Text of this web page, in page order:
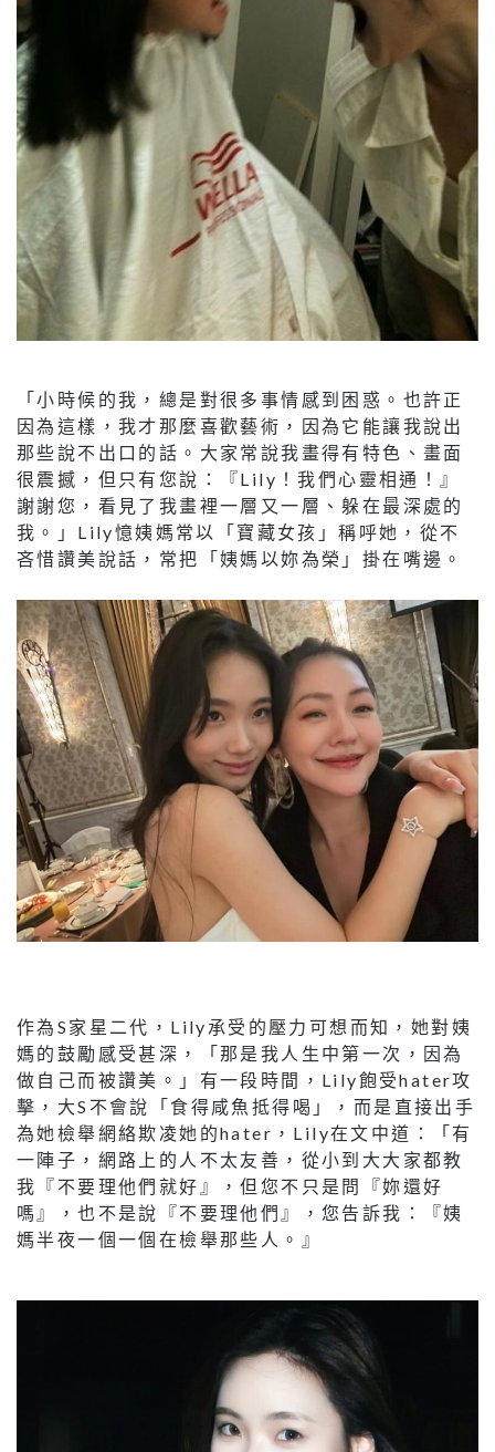
「小時候的我，總是對很多事情感到困惑。也許正
因為這樣，我才那麼喜歡藝術，因為它能讓我說出
那些說不出口的話。大家常說我畫得有特色、畫面
很震撼，但只有您說：『Lily！我們心靈相通！』
謝謝您，看見了我畫裡一層又一層、躲在最深處的
我。」Lily憶姨媽常以「寶藏女孩」稱呼她，從不
吝惜讚美說話，常把「姨媽以妳為榮」掛在嘴邊。
作為S家星二代，Lily承受的壓力可想而知，她對姨
媽的鼓勵感受甚深，「那是我人生中第一次，因為
做自己而被讚美。」有一段時間，Lily飽受hater攻
擊，大S不會說「食得咸魚抵得喝」，而是直接出手
為她檢舉網絡欺凌她的hater，Lily在文中道：「有
一陣子，網路上的人不太友善，從小到大大家都教
我『不要理他們就好』，但您不只是問『妳還好
嗎』，也不是說『不要理他們』，您告訴我：『姨
媽半夜一個一個在檢舉那些人。』